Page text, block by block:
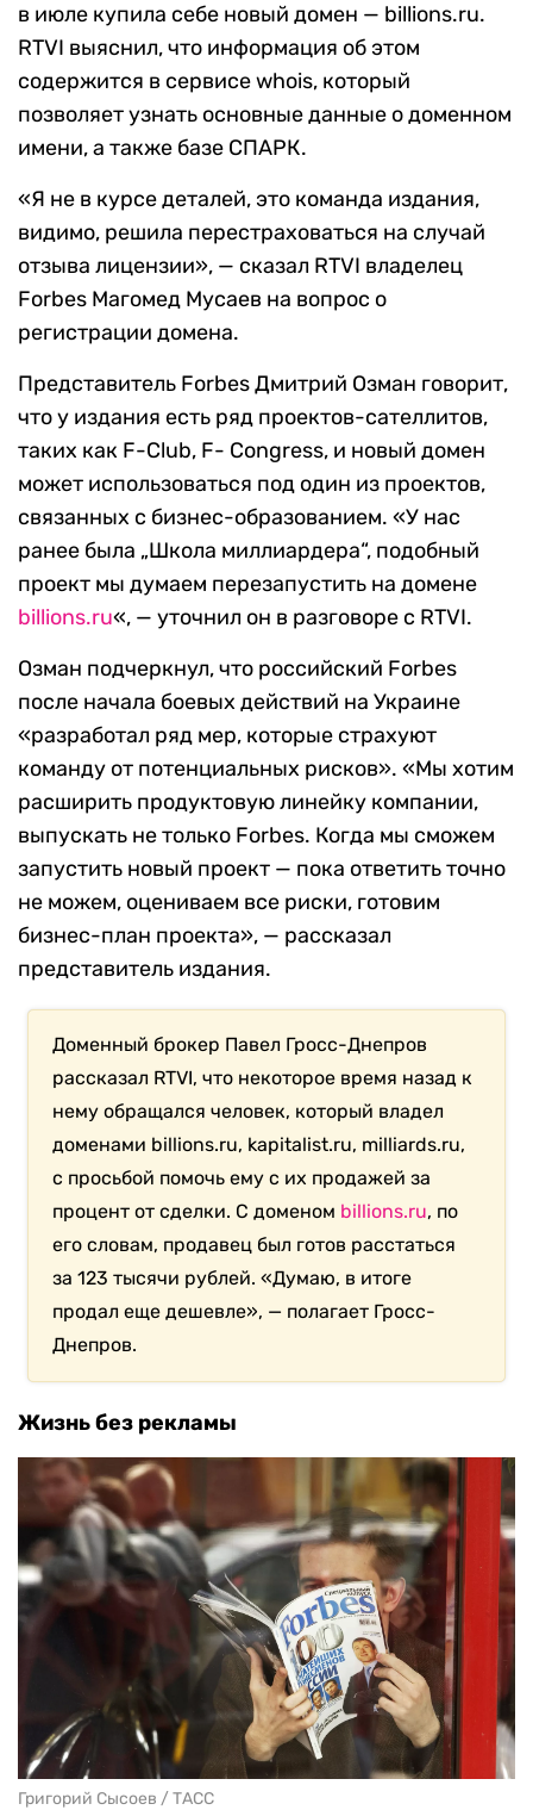
в июле купила себе новый домен — billions.ru.
RTVI выяснил, что информация об этом
содержится в сервисе whois, который
позволяет узнать основные данные о доменном
имени, а также базе СПАРК.
«Я не в курсе деталей, это команда издания,
видимо, решила перестраховаться на случай
отзыва лицензии», — сказал RTVI владелец
Forbes Магомед Мусаев на вопрос о
регистрации домена.
Представитель Forbes Дмитрий Озман говорит,
что у издания есть ряд проектов-сателлитов,
таких как F-Club, F- Congress, и новый домен
может использоваться под один из проектов,
связанных с бизнес-образованием. «У нас
ранее была „Школа миллиардера“, подобный
проект мы думаем перезапустить на домене
billions.ru«, — уточнил он в разговоре с RTVI.
Озман подчеркнул, что российский Forbes
после начала боевых действий на Украине
«разработал ряд мер, которые страхуют
команду от потенциальных рисков». «Мы хотим
расширить продуктовую линейку компании,
выпускать не только Forbes. Когда мы сможем
запустить новый проект — пока ответить точно
не можем, оцениваем все риски, готовим
бизнес-план проекта», — рассказал
представитель издания.
Доменный брокер Павел Гросс-Днепров
рассказал RTVI, что некоторое время назад к
нему обращался человек, который владел
доменами billions.ru, kapitalist.ru, milliards.ru,
с просьбой помочь ему с их продажей за
процент от сделки. С доменом billions.ru, по
его словам, продавец был готов расстаться
за 123 тысячи рублей. «Думаю, в итоге
продал еще дешевле», — полагает Гросс-
Днепров.
Жизнь без рекламы
Григорий Сысоев / ТАСС